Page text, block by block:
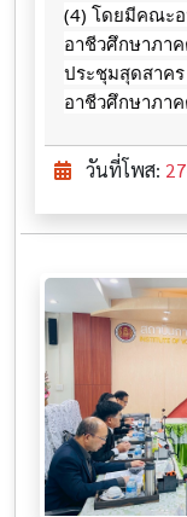
(4) โดยมีคณะอ
อาชีวศึกษาภา
ประชุมสุดสาค
อาชีวศึกษาภา
วันที่โพส: